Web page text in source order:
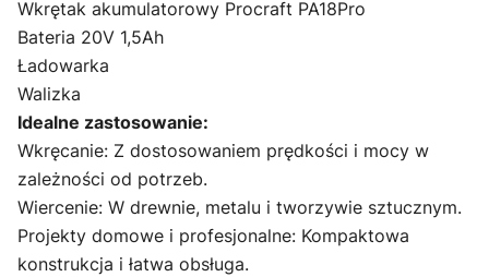
Wkrętak akumulatorowy Procraft PA18Pro
Bateria 20V 1,5Ah
Ładowarka
Walizka
Idealne zastosowanie:
Wkręcanie: Z dostosowaniem prędkości i mocy w
zależności od potrzeb.
Wiercenie: W drewnie, metalu i tworzywie sztucznym.
Projekty domowe i profesjonalne: Kompaktowa
konstrukcja i łatwa obsługa.